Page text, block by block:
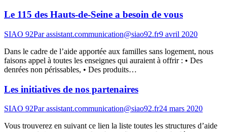
Le 115 des Hauts-de-Seine a besoin de vous
SIAO 92Parassistant.communication@siao92.fr9 avril 2020
Dans le cadre de l’aide apportée aux familles sans logement, nous
faisons appel à toutes les enseignes qui auraient à offrir : • Des
denrées non périssables, • Des produits…
Les initiatives de nos partenaires
SIAO 92Parassistant.communication@siao92.fr24 mars 2020
Vous trouverez en suivant ce lien la liste toutes les structures d’aide